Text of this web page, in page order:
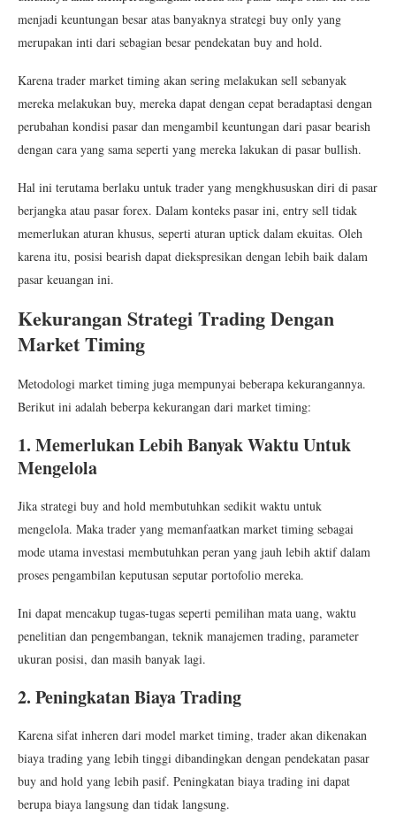
menjadi keuntungan besar atas banyaknya strategi buy only yang
merupakan inti dari sebagian besar pendekatan buy and hold.
Karena trader market timing akan sering melakukan sell sebanyak
mereka melakukan buy, mereka dapat dengan cepat beradaptasi dengan
perubahan kondisi pasar dan mengambil keuntungan dari pasar bearish
dengan cara yang sama seperti yang mereka lakukan di pasar bullish.
Hal ini terutama berlaku untuk trader yang mengkhususkan diri di pasar
berjangka atau pasar forex. Dalam konteks pasar ini, entry sell tidak
memerlukan aturan khusus, seperti aturan uptick dalam ekuitas. Oleh
karena itu, posisi bearish dapat diekspresikan dengan lebih baik dalam
pasar keuangan ini.
Kekurangan Strategi Trading Dengan
Market Timing
Metodologi market timing juga mempunyai beberapa kekurangannya.
Berikut ini adalah beberpa kekurangan dari market timing:
1. Memerlukan Lebih Banyak Waktu Untuk
Mengelola
Jika strategi buy and hold membutuhkan sedikit waktu untuk
mengelola. Maka trader yang memanfaatkan market timing sebagai
mode utama investasi membutuhkan peran yang jauh lebih aktif dalam
proses pengambilan keputusan seputar portofolio mereka.
Ini dapat mencakup tugas-tugas seperti pemilihan mata uang, waktu
penelitian dan pengembangan, teknik manajemen trading, parameter
ukuran posisi, dan masih banyak lagi.
2. Peningkatan Biaya Trading
Karena sifat inheren dari model market timing, trader akan dikenakan
biaya trading yang lebih tinggi dibandingkan dengan pendekatan pasar
buy and hold yang lebih pasif. Peningkatan biaya trading ini dapat
berupa biaya langsung dan tidak langsung.